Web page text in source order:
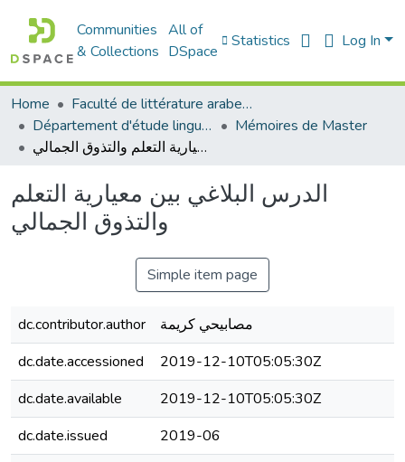
Communities
& Collections
All of
DSpace
Statistics Log In
Home
Faculté de littérature arabe et des arts
Département d'étude linguistique
Mémoires de Master
الدرس البلاغي بين معيارية التعلم والتذوق الجمالي
الدرس البلاغي بين معيارية التعلم
والتذوق الجمالي
Simple item page
dc.contributor.author
مصابيحي كريمة
dc.date.accessioned
2019-12-10T05:05:30Z
dc.date.available
2019-12-10T05:05:30Z
dc.date.issued
2019-06